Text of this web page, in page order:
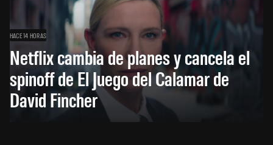
HACE 14 HORAS
Netflix cambia de planes y cancela el
spinoff de El Juego del Calamar de
David Fincher